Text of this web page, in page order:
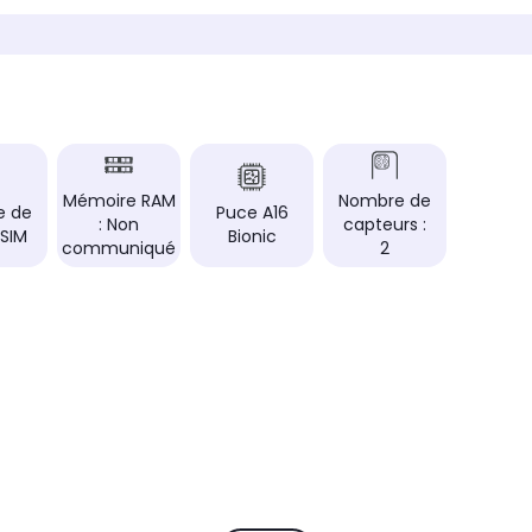
Type d'écran
Technologie de l'écran
OLED
de
Mémoire RAM
: Non
communiqué
Puce A16
Bionic
Nombre de
capteurs :
2